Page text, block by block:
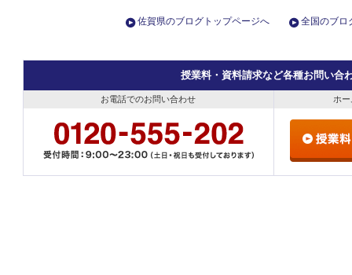
佐賀県のブログトップページへ 全国のブロ
授業料・資料請求など各種お問い合
お電話でのお問い合わせ ホ